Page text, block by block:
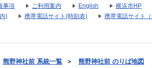
事項 ご利用案内 English 横浜市HP
)
携帯電話サイト(時刻表) 携帯電話サイト（
熊野神社前 系統一覧 ＞ 熊野神社前 のりば地図